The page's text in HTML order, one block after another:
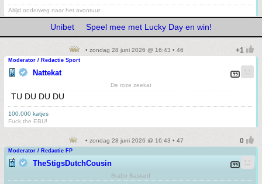
Altijd onderweg naar het avontuur
Unibet Speel mee met Lucky Day en win!
• zondag 28 juni 2026 @ 16:43 • 46
Moderator / Redactie Sport
Nattekat
De roze zeekat
TU DU DU DU
100.000 katjes
Fuck the EBU!
• zondag 28 juni 2026 @ 16:43 • 47
Moderator / Redactie FP
TheStigsDutchCousin
Brabo Bastard